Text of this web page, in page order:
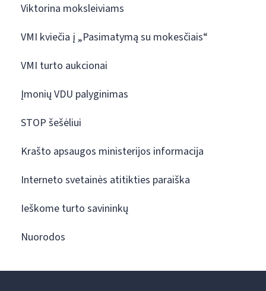
Viktorina moksleiviams
VMI kviečia į „Pasimatymą su mokesčiais“
VMI turto aukcionai
Įmonių VDU palyginimas
STOP šešėliui
Krašto apsaugos ministerijos informacija
Interneto svetainės atitikties paraiška
Ieškome turto savininkų
Nuorodos